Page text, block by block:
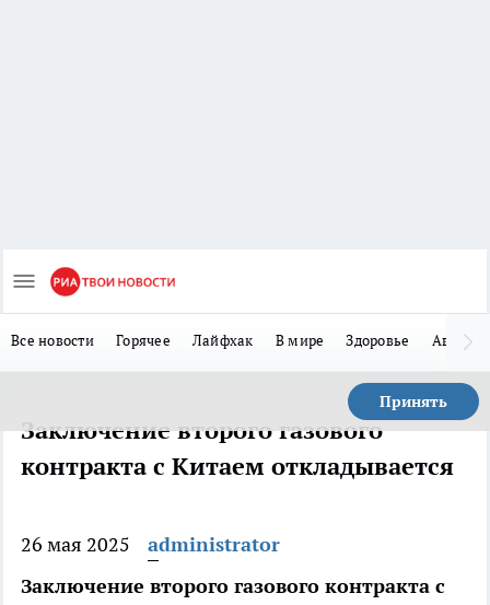
Все новости Горячее Лайфхак В мире Здоровье Авто
Принять
Заключение второго газового
контракта с Китаем откладывается
26 мая 2025
administrator
Заключение второго газового контракта с